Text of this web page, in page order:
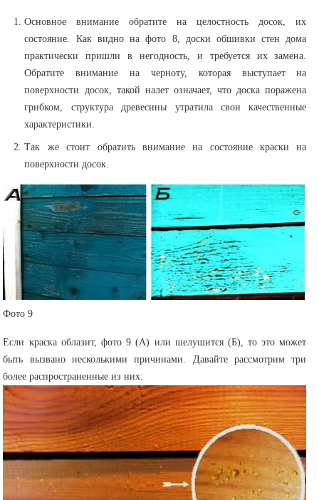
Основное внимание обратите на целостность досок, их
состояние. Как видно на фото 8, доски обшивки стен дома
практически пришли в негодность, и требуется их замена.
Обратите внимание на черноту, которая выступает на
поверхности досок, такой налет означает, что доска поражена
грибком, структура древесины утратила свои качественные
характеристики.
Так же стоит обратить внимание на состояние краски на
поверхности досок.
Фото 9
Если краска облазит, фото 9 (А) или шелушится (Б), то это может
быть вызвано несколькими причинами. Давайте рассмотрим три
более распространенные из них: